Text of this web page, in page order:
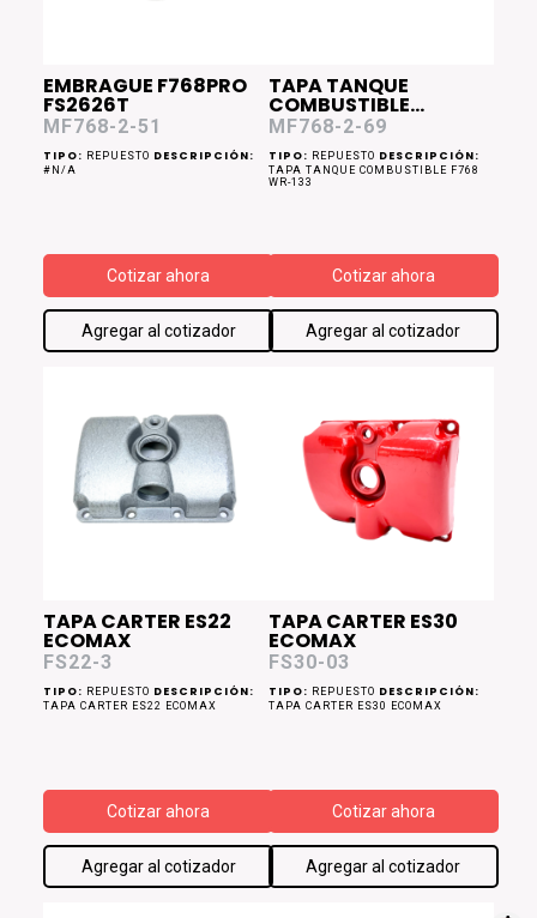
EMBRAGUE F768PRO
FS2626T
MF768-2-51
TIPO: REPUESTO DESCRIPCIÓN:
#N/A
Cotizar ahora
Agregar al cotizador
TAPA TANQUE
COMBUSTIBLE
F768PRO FS2626T
MF768-2-69
TIPO: REPUESTO DESCRIPCIÓN:
TAPA TANQUE COMBUSTIBLE F768
WR-133
Cotizar ahora
Agregar al cotizador
TAPA CARTER ES22
ECOMAX
FS22-3
TIPO: REPUESTO DESCRIPCIÓN:
TAPA CARTER ES22 ECOMAX
Cotizar ahora
Agregar al cotizador
TAPA CARTER ES30
ECOMAX
FS30-03
TIPO: REPUESTO DESCRIPCIÓN:
TAPA CARTER ES30 ECOMAX
Cotizar ahora
Agregar al cotizador